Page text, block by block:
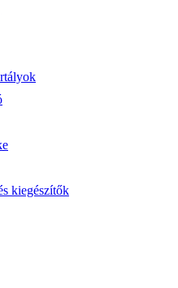
kiegészítők